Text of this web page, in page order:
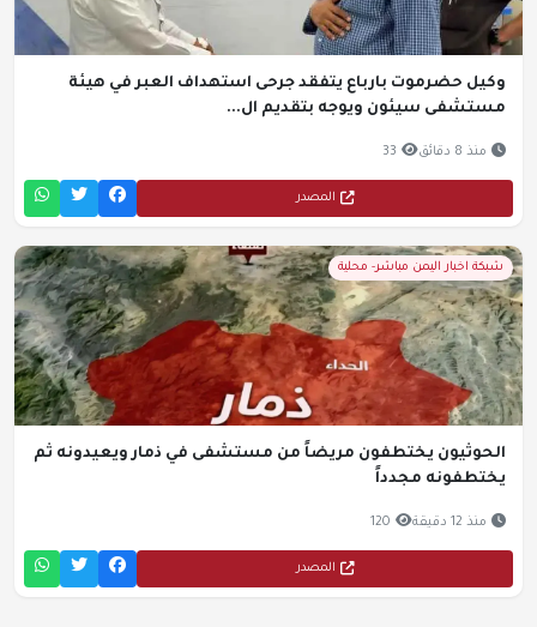
وكيل حضرموت بارباع يتفقد جرحى استهداف العبر في هيئة
مستشفى سيئون ويوجه بتقديم ال...
منذ 8 دقائق 33
المصدر
شبكة اخبار اليمن مباشر- محلية
الحوثيون يختطفون مريضاً من مستشفى في ذمار ويعيدونه ثم
يختطفونه مجدداً
منذ 12 دقيقة 120
المصدر